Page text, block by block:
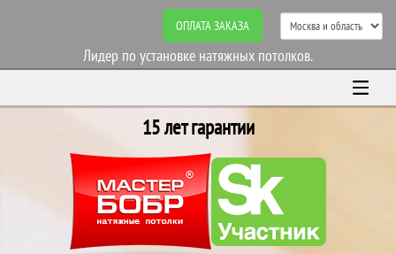
ОПЛАТА ЗАКАЗА
Лидер по установке натяжных потолков.
15 лет гарантии